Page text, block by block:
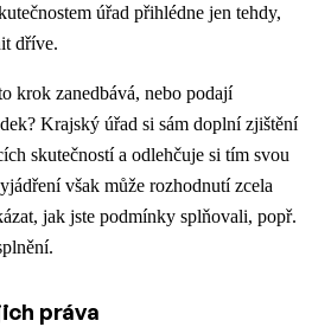
úřad přihlédne jen tehdy,
dříve.
krok zanedbává, nebo podají
Krajský úřad si sám doplní zjištění
skutečností a odlehčuje si tím svou
však může rozhodnutí zcela
jak jste podmínky splňovali, popř.
práva